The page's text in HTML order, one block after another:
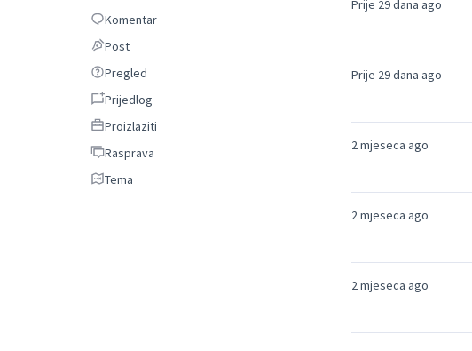
Komentar
Komentar
PostPost
Pregled
Pregled
Prijedlog
Prijedlog
Proizlaziti
Proizlaziti
Rasprava
Rasprava
TemaTema
Prije 29 dana ago
Prije 29 dana ago
2 mjeseca ago
2 mjeseca ago
2 mjeseca ago